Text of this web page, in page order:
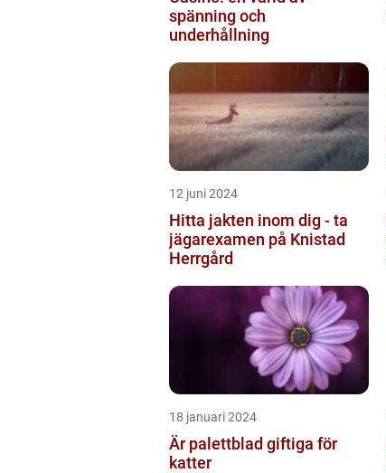
spänning och
underhållning
12 juni 2024
Hitta jakten inom dig - ta
jägarexamen på Knistad
Herrgård
18 januari 2024
Är palettblad giftiga för
katter